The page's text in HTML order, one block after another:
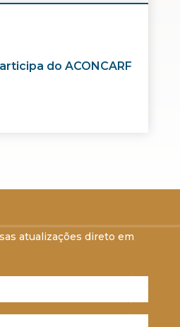
do ACONCARF
atualizações direto em